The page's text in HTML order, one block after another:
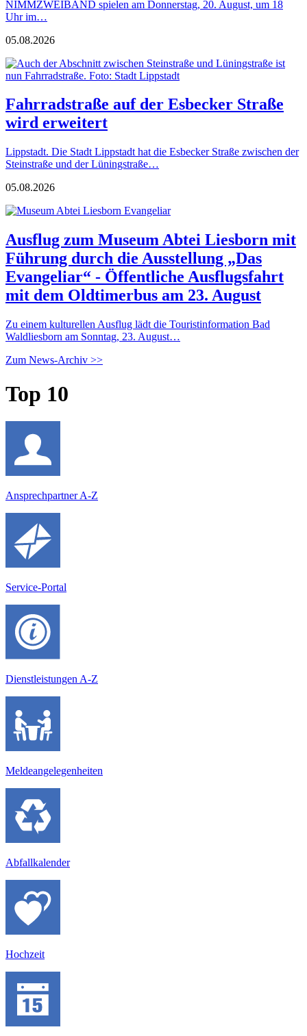
NIMMZWEIBAND spielen am Donnerstag, 20. August, um 18
Uhr im…
05.08.2026
Fahrradstraße auf der Esbecker Straße
wird erweitert
Lippstadt. Die Stadt Lippstadt hat die Esbecker Straße zwischen der
Steinstraße und der Lüningstraße…
05.08.2026
Ausflug zum Museum Abtei Liesborn mit
Führung durch die Ausstellung „Das
Evangeliar“ - Öffentliche Ausflugsfahrt
mit dem Oldtimerbus am 23. August
Zu einem kulturellen Ausflug lädt die Touristinformation Bad
Waldliesborn am Sonntag, 23. August…
Zum News-Archiv >>
Top 10
Ansprechpartner A-Z
Service-Portal
Dienstleistungen A-Z
Melde­angelegen­heiten
Abfallkalender
Hochzeit